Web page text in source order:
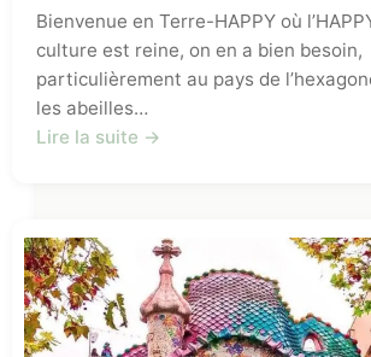
Bienvenue en Terre-HAPPY où
culture est reine, on en a bien besoin,
particulièrement au pays de
les abeilles…
Lire la suite →